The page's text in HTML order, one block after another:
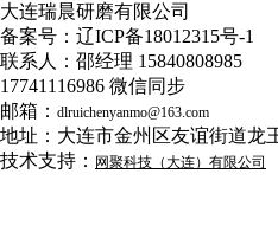
大连瑞晨研磨有限公司
备案号： 辽ICP备18012315号-1
联系人：邵经理 15840808985
17741116986 微信同步
邮箱： dlruichenyanmo@163.com
地址：大连市金州区友谊街道龙
技术支持：
网聚科技（大连）有限公司